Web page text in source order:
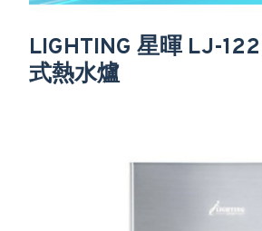
LIGHTING 星暉 LJ-
式熱水爐